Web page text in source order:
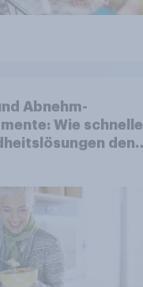
Abnehm-
Wie schnelle
den